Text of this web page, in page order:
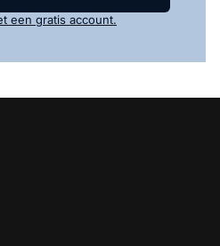
een gratis account.